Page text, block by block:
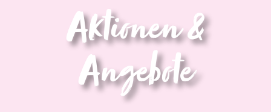
Aktionen &
Angebote